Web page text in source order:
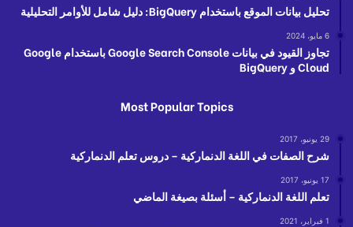
تحليل بيانات الموقع باستخدام BigQuery: دليل شامل للأوامر التحليلية
6 مايو، 2024
تجاوز القيود في بيانات Google Search Console باستخدام Google
Cloud و BigQuery
Most Popular Topics
29 يونيو، 2017
شرح الصفات في اللغة الدنماركية – دروس تعلم الدنماركية
17 يونيو، 2017
تعلم اللغة الدنماركية – أسئلة بصيغة الماضي
1 فبراير، 2021